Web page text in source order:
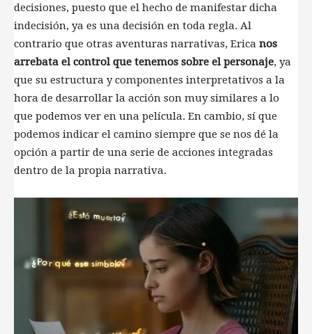
decisiones, puesto que el hecho de manifestar dicha
indecisión, ya es una decisión en toda regla. Al
contrario que otras aventuras narrativas, Erica nos
arrebata el control que tenemos sobre el personaje, ya
que su estructura y componentes interpretativos a la
hora de desarrollar la acción son muy similares a lo
que podemos ver en una película. En cambio, sí que
podemos indicar el camino siempre que se nos dé la
opción a partir de una serie de acciones integradas
dentro de la propia narrativa.